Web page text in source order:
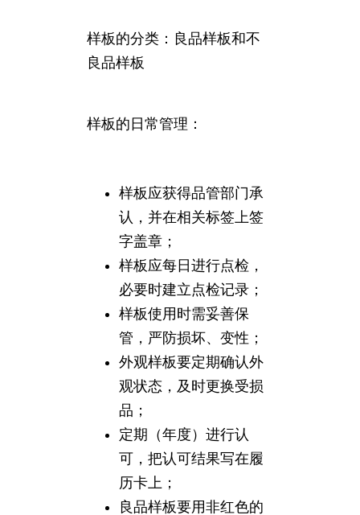
样板的分类：良品样板和不
良品样板
样板的日常管理：
样板应获得品管部门承
认，并在相关标签上签
字盖章；
样板应每日进行点检，
必要时建立点检记录；
样板使用时需妥善保
管，严防损坏、变性；
外观样板要定期确认外
观状态，及时更换受损
品；
定期（年度）进行认
可，把认可结果写在履
历卡上；
良品样板要用非红色的